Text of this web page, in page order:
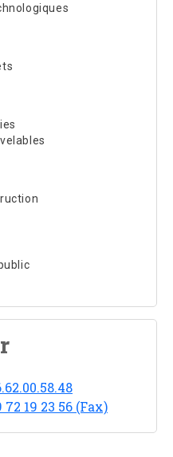
72 19 23 56 (Fax)